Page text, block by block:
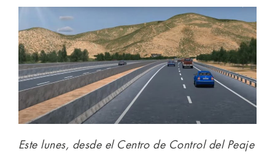
Este lunes, desde el Centro de Control del Peaje